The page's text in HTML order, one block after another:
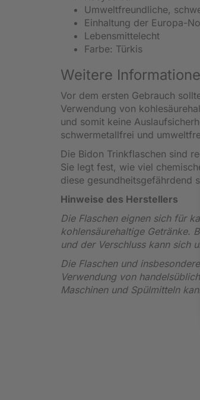
Umweltfreundliche,
Einhaltung der Europa-
Lebensmittelecht
Farbe: Türkis
Weitere
Vor dem ersten Gebrauch
Verwendung von
und somit keine
schwermetallfrei und
Die Bidon Trinkflaschen sind
Sie legt fest, wie viel
diese gesundheitsgefährdend
Hinweise des Herstellers
Die Flaschen eignen sich für
kohlensäurehaltige Getränke.
und der Verschluss kann sich
Die Flaschen und
Verwendung von
Maschinen und Spülmitteln